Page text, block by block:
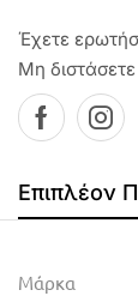
Έχετε
Μη
Επιπλέον
Μάρκα